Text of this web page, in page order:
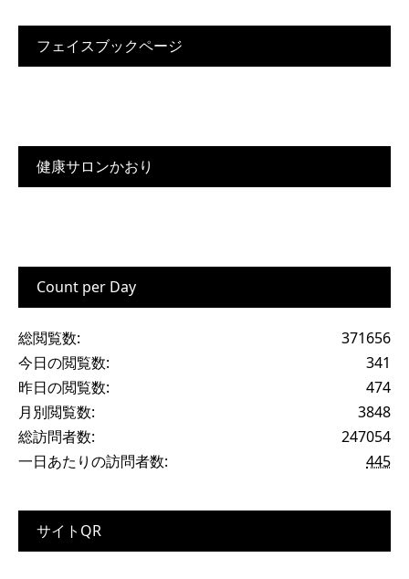
フェイスブックページ
健康サロンかおり
Count per Day
371656
総閲覧数:
341
今日の閲覧数:
474
昨日の閲覧数:
3848
月別閲覧数:
247054
総訪問者数:
445
一日あたりの訪問者数:
サイトQR